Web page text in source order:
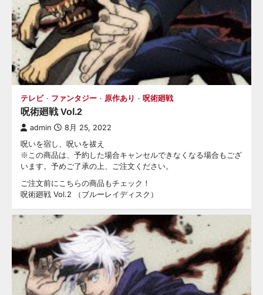
テレビ ファンタジー 原作あり 呪術廻戦
呪術廻戦 Vol.2
admin 8月 25, 2022
呪いを宿し、呪いを祓え
※この商品は、予約した場合キャンセルできなくなる場合もござ
います。予めご了承の上、ご注文ください。
ご注文前にこちらの商品もチェック！
呪術廻戦 Vol.2 （ブルーレイディスク）